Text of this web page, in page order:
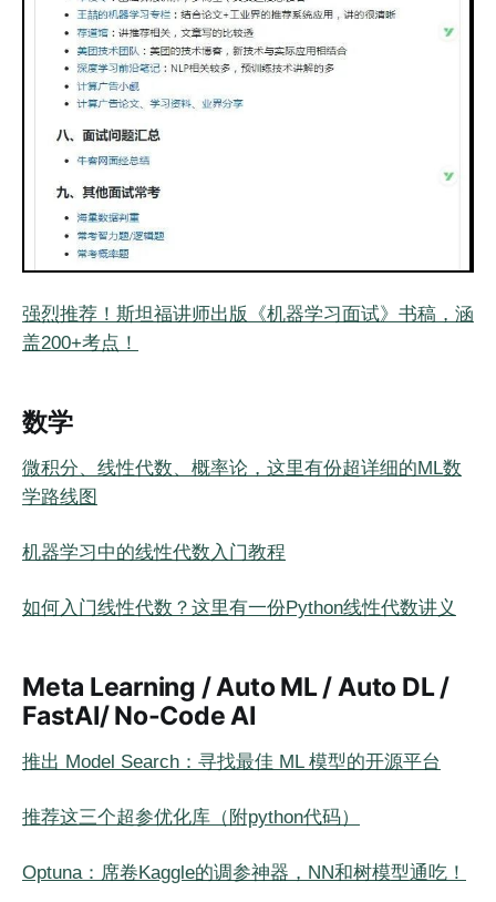
强烈推荐！斯坦福讲师出版《机器学习面试》书稿，涵
盖200+考点！
数学
微积分、线性代数、概率论，这里有份超详细的ML数
学路线图
机器学习中的线性代数入门教程
如何入门线性代数？这里有一份Python线性代数讲义
Meta Learning / Auto ML / Auto DL /
FastAI/ No-Code AI
推出 Model Search：寻找最佳 ML 模型的开源平台
推荐这三个超参优化库（附python代码）
Optuna：席卷Kaggle的调参神器，NN和树模型通吃！